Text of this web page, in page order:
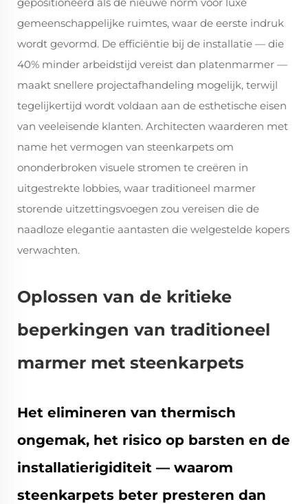
gemeenschappelijke ruimtes, waar de eerste indruk
wordt gevormd. De efficiëntie bij de installatie — die
40% minder arbeidstijd vereist dan platenmarmer —
maakt snellere projectafhandeling mogelijk, terwijl
tegelijkertijd wordt voldaan aan de esthetische eisen
van veeleisende klanten. Architecten waarderen met
name het vermogen van steenkarpets om
ononderbroken visuele stromen te creëren in
uitgestrekte lobbies, waar traditioneel marmer
storende uitzettingsvoegen zou vereisen die de
naadloze elegantie aantasten die welgestelde kopers
verwachten.
Oplossen van de kritieke
beperkingen van traditioneel
marmer met steenkarpets
Het elimineren van thermisch
ongemak, het risico op barsten en de
installatierigiditeit — waarom
steenkarpets beter presteren dan